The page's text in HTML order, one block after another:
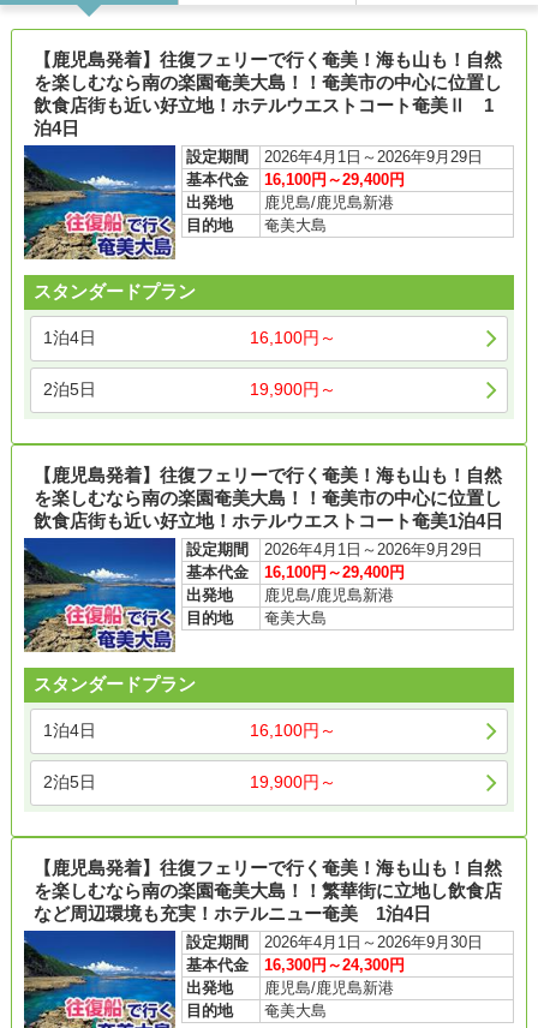
【鹿児島発着】往復フェリーで行く奄美！海も山も！自然
を楽しむなら南の楽園奄美大島！！奄美市の中心に位置し
飲食店街も近い好立地！ホテルウエストコート奄美Ⅱ 1
泊4日
設定期間
2026年4月1日～2026年9月29日
基本代金
16,100円～29,400円
出発地
鹿児島/鹿児島新港
目的地
奄美大島
スタンダードプラン
1泊4日 16,100円～
2泊5日 19,900円～
【鹿児島発着】往復フェリーで行く奄美！海も山も！自然
を楽しむなら南の楽園奄美大島！！奄美市の中心に位置し
飲食店街も近い好立地！ホテルウエストコート奄美1泊4日
設定期間
2026年4月1日～2026年9月29日
基本代金
16,100円～29,400円
出発地
鹿児島/鹿児島新港
目的地
奄美大島
スタンダードプラン
1泊4日 16,100円～
2泊5日 19,900円～
【鹿児島発着】往復フェリーで行く奄美！海も山も！自然
を楽しむなら南の楽園奄美大島！！繁華街に立地し飲食店
など周辺環境も充実！ホテルニュー奄美 1泊4日
設定期間
2026年4月1日～2026年9月30日
基本代金
16,300円～24,300円
出発地
鹿児島/鹿児島新港
目的地
奄美大島